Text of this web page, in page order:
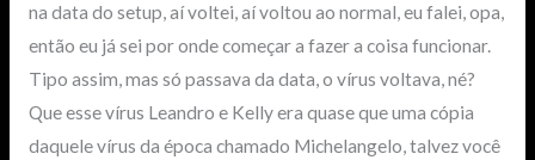
na data do setup, aí voltei, aí voltou ao normal, eu falei, opa,
então eu já sei por onde começar a fazer a coisa funcionar.
Tipo assim, mas só passava da data, o vírus voltava, né?
Que esse vírus Leandro e Kelly era quase que uma cópia
daquele vírus da época chamado Michelangelo, talvez você